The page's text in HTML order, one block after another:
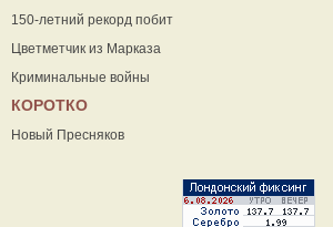
150-летний рекорд побит
Цветметчик из Марказа
Криминальные войны
КОРОТКО
Новый Пресняков